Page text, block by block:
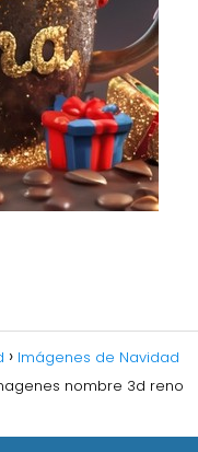
Imágenes de Navidad
nombre 3d reno